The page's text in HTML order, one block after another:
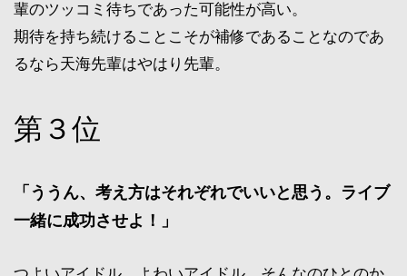
輩のツッコミ待ちであった可能性が高い。
期待を持ち続けることこそが補修であることなのであ
るなら天海先輩はやはり先輩。
第３位
「ううん、考え方はそれぞれでいいと思う。ライブ
一緒に成功させよ！」